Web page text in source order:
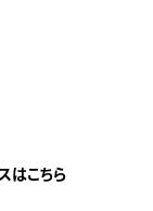
はこちら